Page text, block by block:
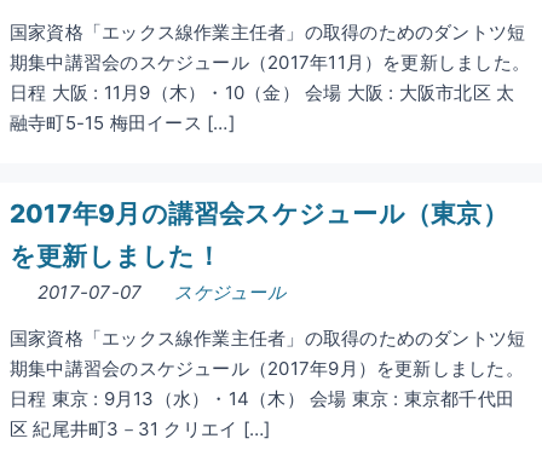
国家資格「エックス線作業主任者」の取得のためのダントツ短
期集中講習会のスケジュール（2017年11月）を更新しました。
日程 大阪 : 11月9（木）・10（金） 会場 大阪 : 大阪市北区 太
融寺町5-15 梅田イース […]
2017年9月の講習会スケジュール（東京）
を更新しました！
2017-07-07
スケジュール
国家資格「エックス線作業主任者」の取得のためのダントツ短
期集中講習会のスケジュール（2017年9月）を更新しました。
日程 東京 : 9月13（水）・14（木） 会場 東京 : 東京都千代田
区 紀尾井町3－31 クリエイ […]